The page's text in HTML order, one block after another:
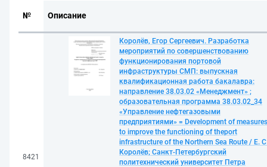
№ Описание
8421
Королёв, Егор Сергеевич. Разработка
мероприятий по совершенствованию
функционирования портовой
инфраструктуры СМП: выпускная
квалификационная работа бакалавра:
направление 38.03.02 «Менеджмент» ;
образовательная программа 38.03.02_34
«Управление нефтегазовыми
предприятиями» = Development of measures
to improve the functioning of theport
infrastructure of the Northern Sea Route / Е.
Королёв; Санкт-Петербургский
политехнический университет Петра